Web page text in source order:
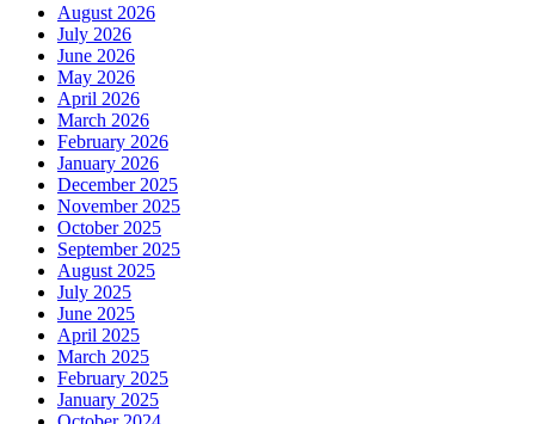
August 2026
July 2026
June 2026
May 2026
April 2026
March 2026
February 2026
January 2026
December 2025
November 2025
October 2025
September 2025
August 2025
July 2025
June 2025
April 2025
March 2025
February 2025
January 2025